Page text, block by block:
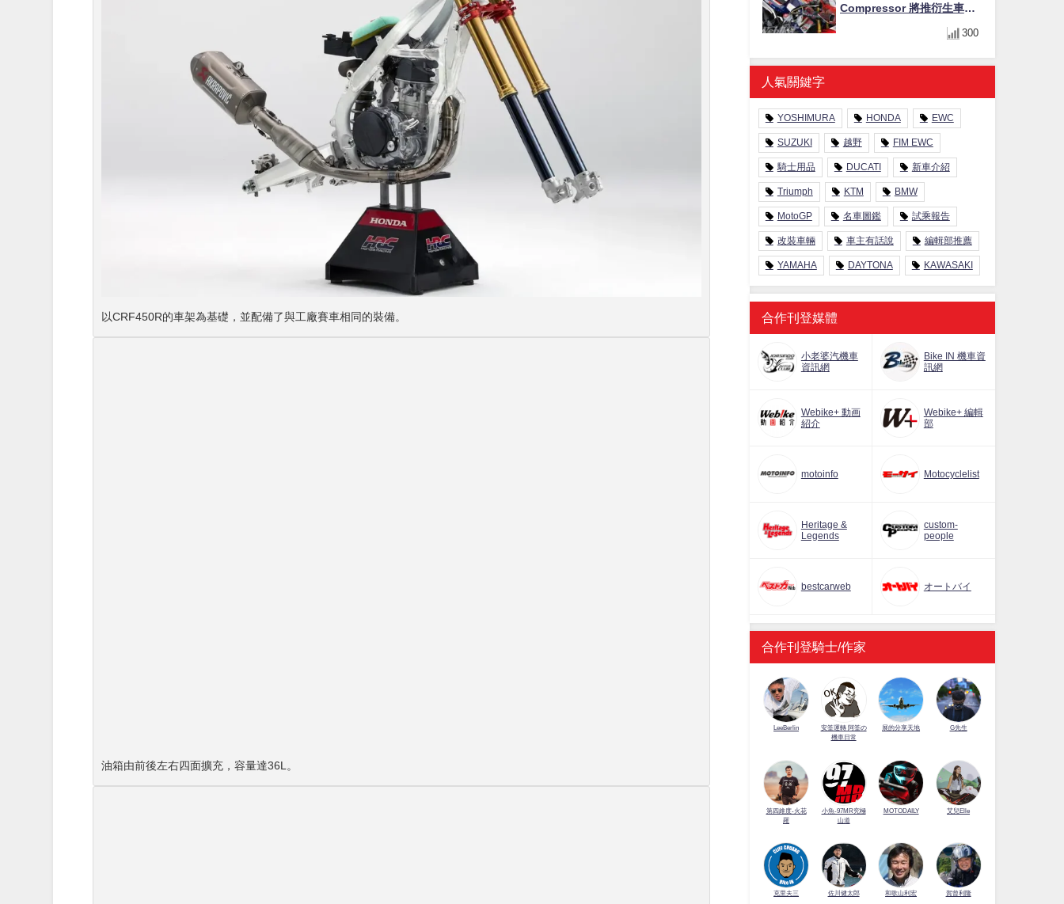
以CRF450R的車架為基礎，並配備了與工廠賽車相同的裝備。
油箱由前後左右四面擴充，容量達36L。
Compressor 將推衍生車
系？自然進氣 V3 同步測試
300
人氣關鍵字
YOSHIMURA HONDA EWC
SUZUKI 越野 FIM EWC
騎士用品 DUCATI 新車介紹
Triumph KTM BMW
MotoGP 名車圖鑑 試乘報告
改裝車輛 車主有話說 編輯部推薦
YAMAHA DAYTONA KAWASAKI
合作刊登媒體
小老婆汽機車
資訊網
Bike IN 機車資
訊網
Webike+ 動画
紹介
Webike+ 編輯
部
motoinfo Motocyclelist
Heritage &
Legends
custom-
people
bestcarweb オートバイ
合作刊登騎士/作家
LeeBerlin
安筌運轉 阿筌の
機車日常
展的分享天地 G先生
第四維度-火花
羅
小魚-97MR究極
山道
MOTODAILY 艾兒Elle
克里夫三 佐川健太郎 和歌山利宏 賀曾利隆